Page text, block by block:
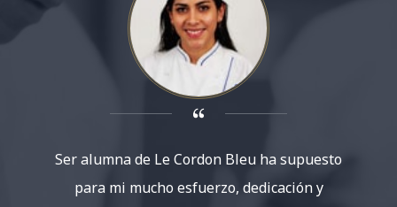
Ser alumna de Le Cordon Bleu ha supuesto
para mi mucho esfuerzo, dedicación y